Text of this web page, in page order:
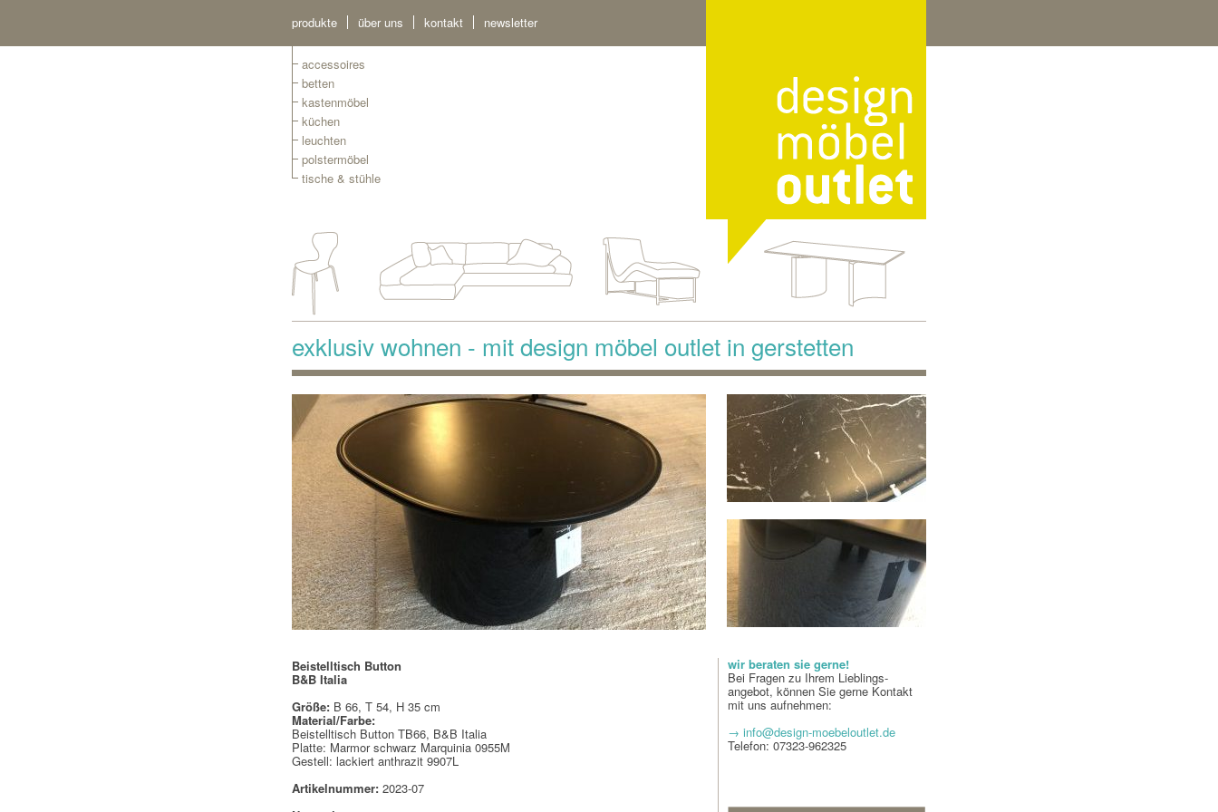
produkte über uns kontakt newsletter
accessoires
betten
kastenmöbel
küchen
leuchten
polstermöbel
tische & stühle
exklusiv wohnen - mit design möbel outlet in gerstetten
Beistelltisch Button
B&B Italia
Größe: B 66, T 54, H 35 cm
Material/Farbe:
Beistelltisch Button TB66, B&B Italia
Platte: Marmor schwarz Marquinia 0955M
Gestell: lackiert anthrazit 9907L
Artikelnummer: 2023-07
wir beraten sie gerne!
Bei Fragen zu Ihrem Lieblings-
angebot, können Sie gerne Kontakt
mit uns aufnehmen:
→ info@design-moebeloutlet.de
Telefon: 07323-962325